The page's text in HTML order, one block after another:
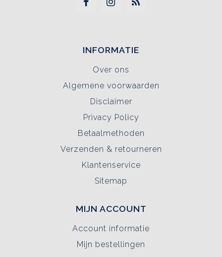
INFORMATIE
Over ons
Algemene voorwaarden
Disclaimer
Privacy Policy
Betaalmethoden
Verzenden & retourneren
Klantenservice
Sitemap
MIJN ACCOUNT
Account informatie
Mijn bestellingen